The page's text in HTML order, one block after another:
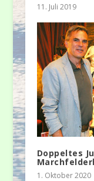
11. Juli 2019
Doppeltes
1. Oktober 2020